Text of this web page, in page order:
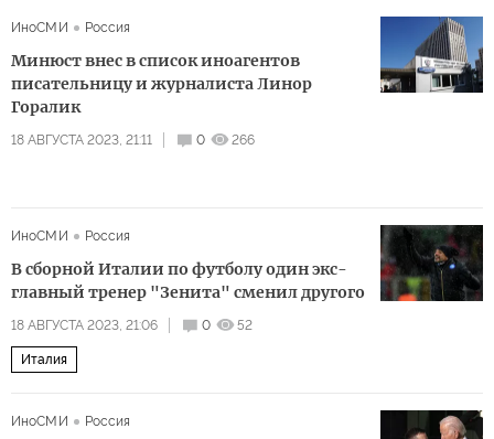
ИноСМИ Россия
Минюст внес в список иноагентов
писательницу и журналиста Линор
Горалик
18 АВГУСТА 2023, 21:11 0 266
ИноСМИ Россия
В сборной Италии по футболу один экс-
главный тренер "Зенита" сменил другого
18 АВГУСТА 2023, 21:06 0 52
Италия
ИноСМИ Россия